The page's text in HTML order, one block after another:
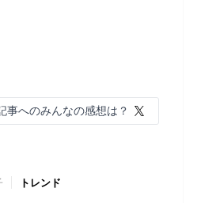
事へのみんなの感想は？
トレンド